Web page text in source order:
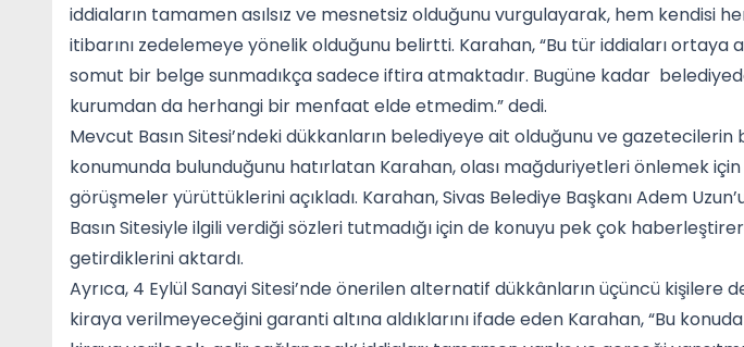
iddiaların tamamen asılsız ve mesnetsiz olduğunu vurgulayarak, hem kendisi
itibarını zedelemeye yönelik olduğunu belirtti. Karahan, “Bu tür iddiaları ortaya
somut bir belge sunmadıkça sadece iftira atmaktadır. Bugüne kadar
kurumdan da herhangi bir menfaat elde etmedim.” dedi.
Mevcut Basın Sitesi’ndeki dükkanların belediyeye ait olduğunu ve gazetecilerin
konumunda bulunduğunu hatırlatan Karahan, olası mağduriyetleri önlemek
görüşmeler yürüttüklerini açıkladı. Karahan, Sivas Belediye Başkanı Adem
Basın Sitesiyle ilgili verdiği sözleri tutmadığı için de konuyu pek çok
getirdiklerini aktardı.
Ayrıca, 4 Eylül Sanayi Sitesi’nde önerilen alternatif dükkânların üçüncü kişilere
kiraya verilmeyeceğini garanti altına aldıklarını ifade eden Karahan, “Bu